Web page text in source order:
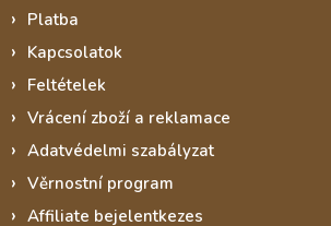
Platba
Kapcsolatok
Feltételek
Vrácení zboží a reklamace
Adatvédelmi szabályzat
Věrnostní program
Affiliate bejelentkezes